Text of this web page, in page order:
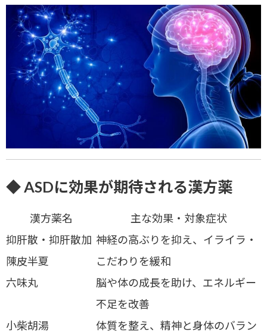
◆ ASDに効果が期待される漢方薬
漢方薬名
主な効果・対象症状
抑肝散・抑肝散加
陳皮半夏
神経の高ぶりを抑え、イライラ・
こだわりを緩和
六味丸
脳や体の成長を助け、エネルギー
不足を改善
小柴胡湯
体質を整え、精神と身体のバラン